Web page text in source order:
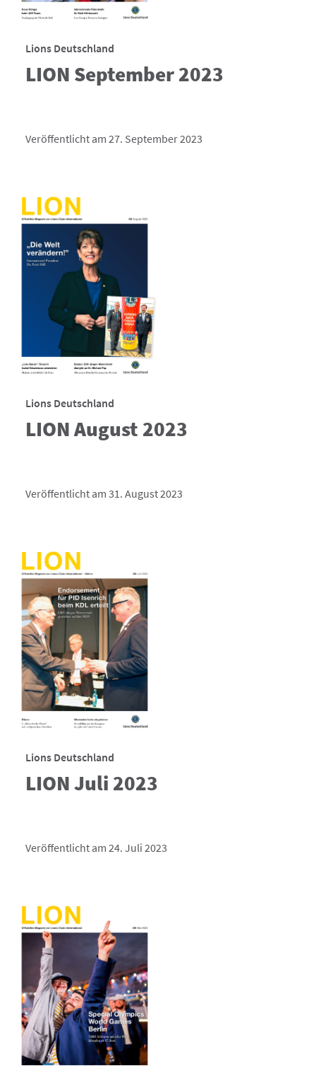
Lions Deutschland
LION September 2023
Veröffentlicht am 27. September 2023
Lions Deutschland
LION August 2023
Veröffentlicht am 31. August 2023
Lions Deutschland
LION Juli 2023
Veröffentlicht am 24. Juli 2023